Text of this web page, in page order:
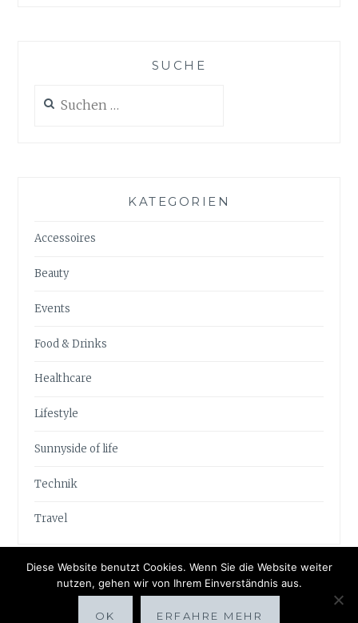
SUCHE
nach:
KATEGORIEN
Accessoires
Beauty
Events
Food & Drinks
Healthcare
Lifestyle
Sunnyside of life
Technik
Travel
Diese Website benutzt Cookies. Wenn Sie die Website weiter
nutzen, gehen wir von Ihrem Einverständnis aus.
OK ERFAHRE MEHR